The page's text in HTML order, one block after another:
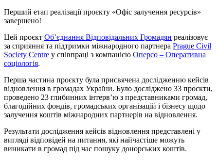
Перший етап реалізації проєкту «Офіс залучення ресурсів»
завершено!
Цей проєкт Об’єднання Відповідальних Громадян реалізовує
за сприяння та підтримки міжнародного партнера Prague Civil
Society Centre у співпраці з компанією Оперсо – Оперативна
соціологія.
Перша частина проєкту була присвячена дослідженню кейсів
відновлення в громадах України. Було досліджено 33 проєкти,
проведено 23 глибинних інтерв’ю з представниками громад,
благодійних фондів, громадських організацій і бізнесу щодо
залучення коштів міжнародних партнерів на відновлення.
Результати дослідження кейсів відновлення представлені у
вигляді відповідей на питання, які найчастіше можуть
виникати в громад під час пошуку донорських коштів.